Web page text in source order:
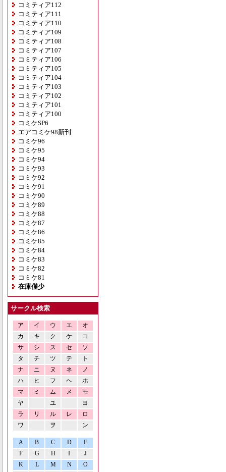
コミティア112
コミティア111
コミティア110
コミティア109
コミティア108
コミティア107
コミティア106
コミティア105
コミティア104
コミティア103
コミティア102
コミティア101
コミティア100
コミケSP6
エアコミケ98新刊
コミケ96
コミケ95
コミケ94
コミケ93
コミケ92
コミケ91
コミケ90
コミケ89
コミケ88
コミケ87
コミケ86
コミケ85
コミケ84
コミケ83
コミケ82
コミケ81
在庫僅少
サークル検索
ア イ ウ エ
オ
カ
キ ク ケ
コ
サ
シ ス セ
ソ
タ
チ ツ テ
ト
ナ
ニ ヌ ネ
ノ
ハ
ヒ フ ヘ
ホ
マ
ミ ム メ
モ
ヤ
ユ
ヨ
ラ
リ ル レ
ロ
ワ
ヲ ン
A B C D
E
F
G H I
J
K
L M N O